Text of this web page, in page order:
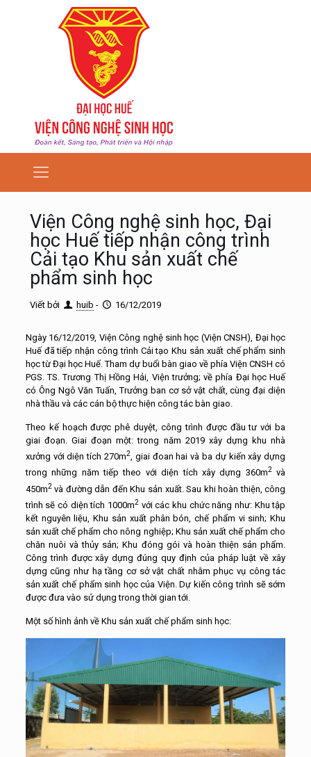
Viện Công nghệ sinh học, Đại
học Huế tiếp nhận công trình
Cải tạo Khu sản xuất chế
phẩm sinh học
Viết bởi huib - 16/12/2019
Ngày 16/12/2019, Viện Công nghệ sinh học (Viện CNSH), Đại học
Huế đã tiếp nhận công trình Cải tạo Khu sản xuất chế phẩm sinh
học từ Đại học Huế. Tham dự buổi bàn giao về phía Viện CNSH có
PGS. TS. Trương Thị Hồng Hải, Viện trưởng; về phía Đại học Huế
có Ông Ngô Văn Tuấn, Trưởng ban cơ sở vật chất, cùng đại diện
nhà thầu và các cán bộ thực hiện công tác bàn giao.
Theo kế hoạch được phê duyệt, công trình được đầu tư với ba
giai đoạn. Giai đoạn một: trong năm 2019 xây dựng khu nhà
xưởng với diện tích 270m2, giai đoan hai và ba dự kiến xây dựng
trong những năm tiếp theo với diện tích xây dựng 360m2và
450m2và đường dẫn đến Khu sản xuất. Sau khi hoàn thiện, công
trình sẽ có diện tích 1000m2 với các khu chức năng như: Khu tập
kết nguyên liệu, Khu sản xuất phân bón, chế phẩm vi sinh; Khu
sản xuất chế phẩm cho nông nghiệp; Khu sản xuất chế phẩm cho
chăn nuôi và thủy sản; Khu đóng gói và hoàn thiện sản phẩm.
Công trình được xây dựng đúng quy định của pháp luật về xây
dựng cũng như hạ tầng cơ sở vật chất nhằm phục vụ công tác
sản xuất chế phẩm sinh học của Viện. Dự kiến công trình sẽ sớm
được đưa vào sử dụng trong thời gian tới.
Một số hình ảnh về Khu sản xuất chế phẩm sinh học: